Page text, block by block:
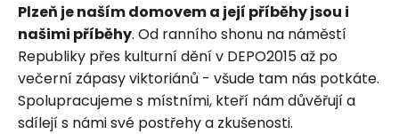
Plzeň je naším domovem a její příběhy jsou i
našimi příběhy. Od ranního shonu na náměstí
Republiky přes kulturní dění v DEPO2015 až po
večerní zápasy viktoriánů - všude tam nás potkáte.
Spolupracujeme s místními, kteří nám důvěřují a
sdílejí s námi své postřehy a zkušenosti.